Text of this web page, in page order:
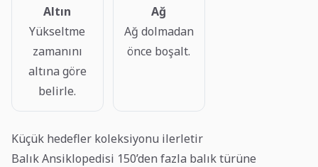
Altın
Yükseltme
zamanını
altına göre
belirle.
Ağ
Ağ dolmadan
önce boşalt.
Küçük hedefler koleksiyonu ilerletir
Balık Ansiklopedisi 150’den fazla balık türüne